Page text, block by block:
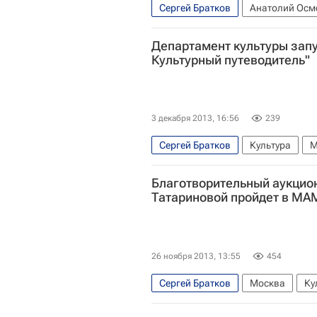
Сергей Братков Анатолий
Айдан Салахова
Винзавод
Государственный музей
Департамент культуры
Культурный путеводитель"
3 декабря 2013, 16:56 239
Сергей Братков Культура
Эльдар Рязанов
Департамент
Благотворительный
Татариновой пройдет в
26 ноября 2013, 13:55 454
Сергей Братков Москва
Весь мир
Европа Ольга